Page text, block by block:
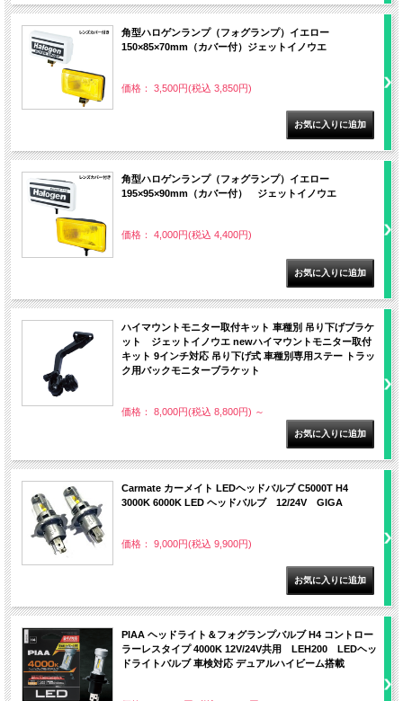
角型ハロゲンランプ（フォグランプ）イエロー
150×85×70mm（カバー付）ジェットイノウエ
価格： 3,500円(税込 3,850円)
角型ハロゲンランプ（フォグランプ）イエロー
195×95×90mm（カバー付） ジェットイノウエ
価格： 4,000円(税込 4,400円)
ハイマウントモニター取付キット 車種別 吊り下げブラケ
ット ジェットイノウエ newハイマウントモニター取付
キット 9インチ対応 吊り下げ式 車種別専用ステー トラッ
ク用バックモニターブラケット
価格： 8,000円(税込 8,800円) ～
Carmate カーメイト LEDヘッドバルブ C5000T H4
3000K 6000K LED ヘッドバルブ 12/24V GIGA
価格： 9,000円(税込 9,900円)
PIAA ヘッドライト＆フォグランプバルブ H4 コントロー
ラーレスタイプ 4000K 12V/24V共用 LEH200 LEDヘッ
ドライトバルブ 車検対応 デュアルハイビーム搭載